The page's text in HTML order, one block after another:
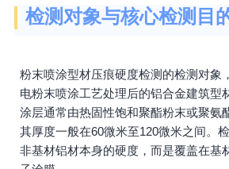
检测对象与核心检测目
粉末喷涂型材压痕硬度检测的检测对象
电粉末喷涂工艺处理后的铝合金建筑型
涂层通常由热固性饱和聚酯粉末或聚氨
其厚度一般在60微米至120微米之间。
非基材铝材本身的硬度，而是覆盖在基